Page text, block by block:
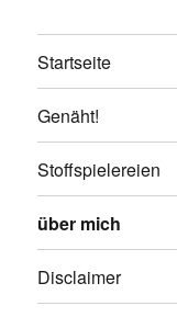
Startseite
Genäht!
Stoffspielereien
über mich
Disclaimer